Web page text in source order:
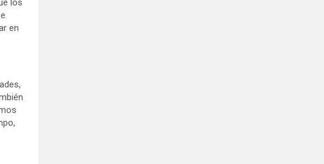
los
en